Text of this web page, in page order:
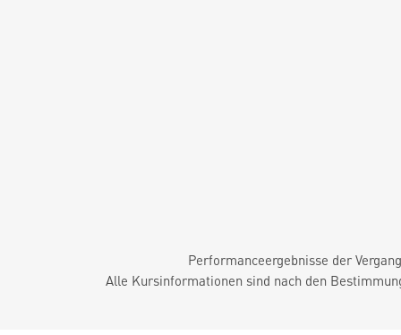
Performanceergebnisse der
Alle Kursinformationen sind nach den